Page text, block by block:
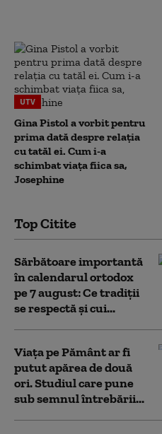
UTV
Gina Pistol a vorbit pentru
prima dată despre relația
cu tatăl ei. Cum i-a
schimbat viața fiica sa,
Josephine
Top Citite
Sărbătoare importantă
în calendarul ortodox
pe 7 august: Ce tradiții
se respectă și cui...
Viața pe Pământ ar fi
putut apărea de două
ori. Studiul care pune
sub semnul întrebării...